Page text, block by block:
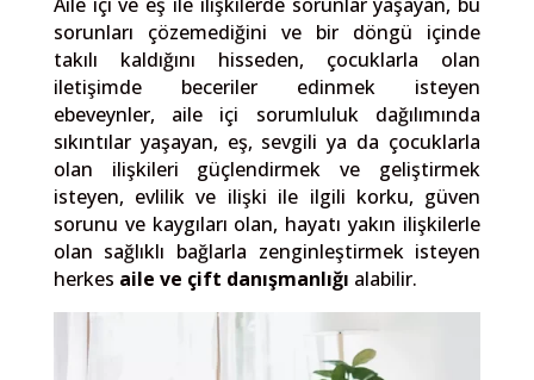
sorunları çözemediğini ve bir döngü içinde
takılı kaldığını hisseden, çocuklarla olan
iletişimde beceriler edinmek isteyen
ebeveynler, aile içi sorumluluk dağılımında
sıkıntılar yaşayan, eş, sevgili ya da çocuklarla
olan ilişkileri güçlendirmek ve geliştirmek
isteyen, evlilik ve ilişki ile ilgili korku, güven
sorunu ve kaygıları olan, hayatı yakın ilişkilerle
olan sağlıklı bağlarla zenginleştirmek isteyen
herkes aile ve çift danışmanlığı alabilir.